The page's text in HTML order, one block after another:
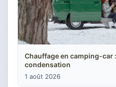
Chauffage en camping-car
condensation
1 août 2026